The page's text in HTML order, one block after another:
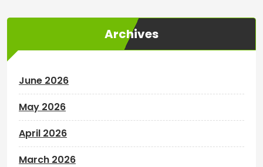
Archives
June 2026
May 2026
April 2026
March 2026